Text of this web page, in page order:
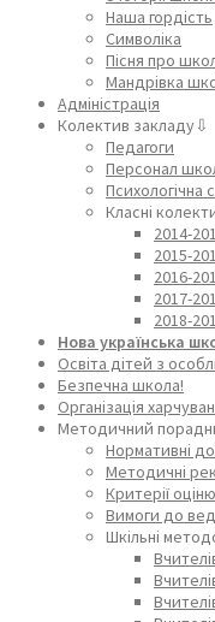
Наша гордість
Символіка
Пісня про
Мандрівка
Адміністрація
Колектив закладу⇩
Педагоги
Персонал
Психологічна
Класні
2014-
2015-
2016-
2017-
2018-
Нова українська
Освіта дітей з
Безпечна школа!
Організація
Методичний
Нормативні
Методичні
Критерії
Вимоги до
Шкільні